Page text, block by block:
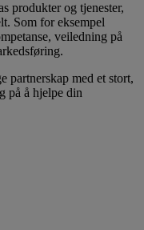
produkter og tjenester,
Som for eksempel
veiledning på
partnerskap med et stort,
på å hjelpe din